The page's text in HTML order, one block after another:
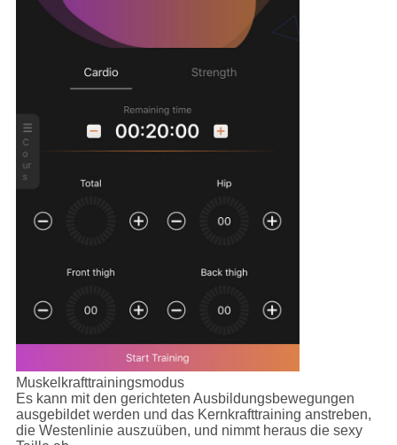
Muskelkrafttrainingsmodus
Es kann mit den gerichteten Ausbildungsbewegungen
ausgebildet werden und das Kernkrafttraining anstreben,
die Westenlinie auszuüben, und nimmt heraus die sexy